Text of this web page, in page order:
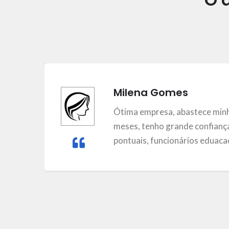
Milena Gomes
Ótima empresa, abastece
meses, tenho grande
pontuais, funcionários